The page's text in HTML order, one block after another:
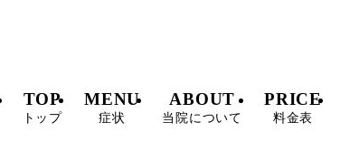
TOP
トップ
MENU
症状
ABOUT
当院について
PRICE
料金表